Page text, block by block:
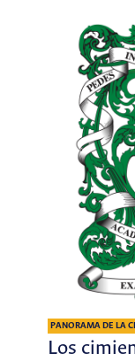
PANORAMA DE LA
Los